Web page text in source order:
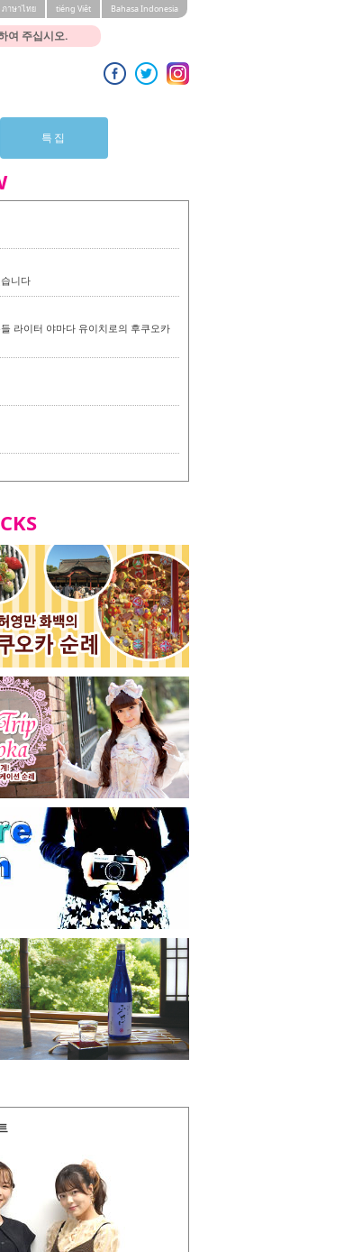
여 주십시오.
ภาษาไทย tiéng Viêt Bahasa Indonesia
특집
니다
라이터 야마다 유이치로의 후쿠오카
by 누들 라이터 야마다 유이치로
식 투어 in 후쿠오카시
점 / 磯ぎよからず 博多本店 - 비건・베
후쿠오카시 -
・베지테리언 메뉴 시식투어 in 후쿠오
점 / 東筑軒 折尾本社うどん店